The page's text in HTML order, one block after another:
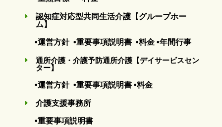
E
認知症対応型共同生活介護【グループホー
ム】
•運営方針 •重要事項説明書 •料金 •年間行事
E
通所介護・介護予防通所介護【デイサービスセン
ター】
•運営方針 •重要事項説明書 •料金
E 介護支援事務所
•重要事項説明書